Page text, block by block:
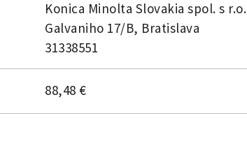
Konica Minolta Slovakia spol. s r.o.
Galvaniho 17/B, Bratislava
31338551
88,48 €